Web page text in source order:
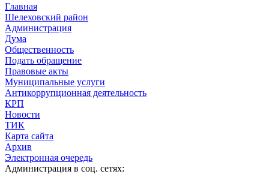
Главная
Шелеховский район
Администрация
Дума
Общественность
Подать обращение
Правовые акты
Муниципальные услуги
Антикоррупционная деятельность
КРП
Новости
ТИК
Карта сайта
Архив
Электронная очередь
Администрация в соц. сетях: